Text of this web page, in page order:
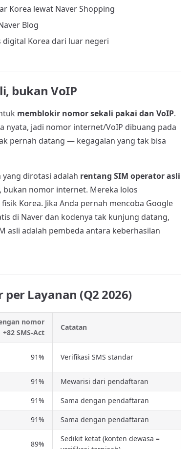
Korea lewat Naver Shopping
Blog
Korea dari luar negeri
bukan VoIP
memblokir nomor sekali pakai dan VoIP.
nyata, jadi nomor internet/VoIP dibuang pada
pernah datang — kegagalan yang tak bisa
yang dirotasi adalah rentang SIM operator asli
bukan nomor internet. Mereka lolos
Korea. Jika Anda pernah mencoba Google
di Naver dan kodenya tak kunjung datang,
asli adalah pembeda antara keberhasilan
Layanan (Q2 2026)
nomor
+82 SMS-Act
Catatan
91% Verifikasi SMS standar
91% Mewarisi dari pendaftaran
91% Sama dengan pendaftaran
91% Sama dengan pendaftaran
89%
Sedikit ketat (konten dewasa =